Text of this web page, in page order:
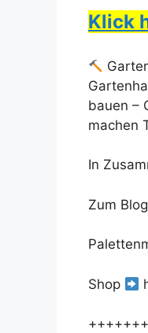
Klick
bauen –
machen
In
Zum Blog
Shop